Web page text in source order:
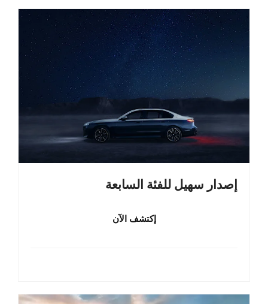
إصدار سهيل للفئة السابعة
إكتشف الآن